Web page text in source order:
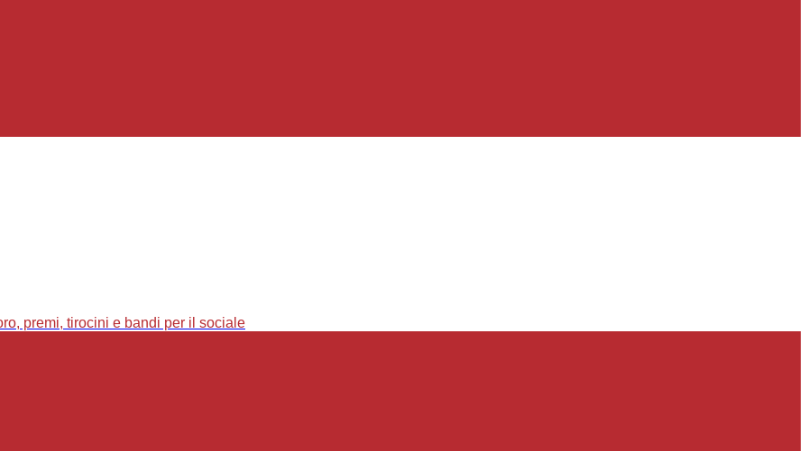
premi, tirocini e bandi per il sociale